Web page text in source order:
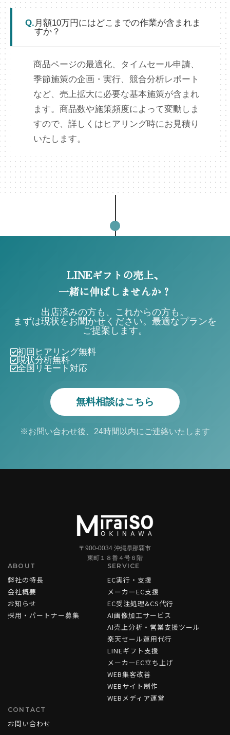
Q. 月額10万円にはどこまでの作業が含まれま
すか？
商品ページの最適化、タイムセール申請、
季節施策の企画・実行、競合分析レポート
など、売上拡大に必要な基本施策が含まれ
ます。商品数や施策頻度によって変動しま
すので、詳しくはヒアリング時にお見積り
いたします。
LINEギフトの売上、
一緒に伸ばしませんか？
出店済みの方も、これからの方も。
まずは現状をお聞かせください。最適なプランを
ご提案します。
初回ヒアリング無料
現状分析無料
全国リモート対応
無料相談はこちら
※お問い合わせ後、24時間以内にご連絡いたします
〒900-0034 沖縄県那覇市
東町１８番４号６階
ABOUT
弊社の特長
会社概要
お知らせ
採用・パートナー募集
SERVICE
EC実行・支援
メーカーEC支援
EC受注処理&CS代行
AI画像加工サービス
AI売上分析・営業支援ツール
楽天セール運用代行
LINEギフト支援
メーカーEC立ち上げ
WEB集客改善
WEBサイト制作
WEBメディア運営
CONTACT
お問い合わせ